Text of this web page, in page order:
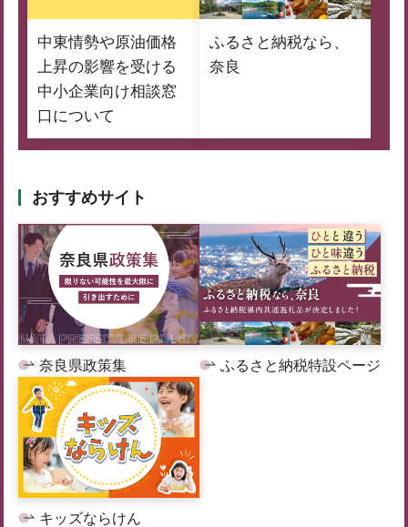
中東情勢や原油価格
上昇の影響を受ける
中小企業向け相談窓
口について
ふるさと納税なら、
奈良
おすすめサイト
奈良県政策集 ふるさと納税特設ページ
キッズならけん